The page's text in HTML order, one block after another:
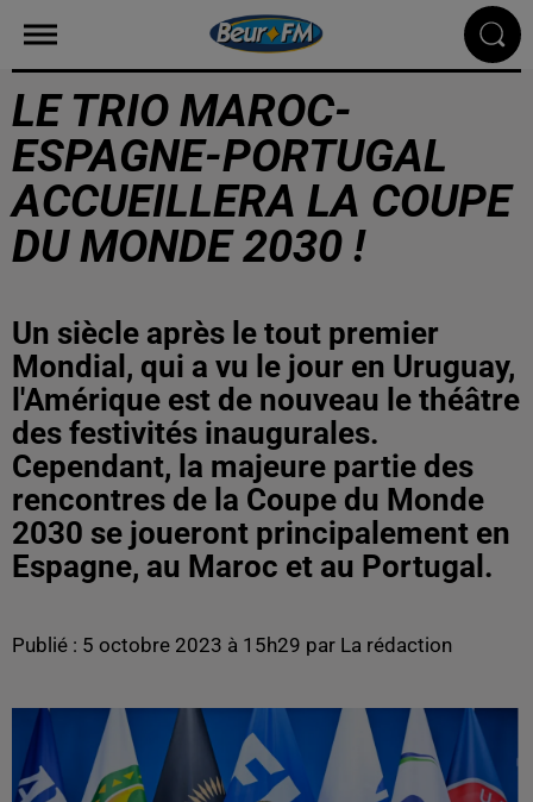
LE TRIO MAROC-
ESPAGNE-PORTUGAL
ACCUEILLERA LA COUPE
DU MONDE 2030 !
Un siècle après le tout premier
Mondial, qui a vu le jour en Uruguay,
l'Amérique est de nouveau le théâtre
des festivités inaugurales.
Cependant, la majeure partie des
rencontres de la Coupe du Monde
2030 se joueront principalement en
Espagne, au Maroc et au Portugal.
Publié : 5 octobre 2023 à 15h29 par La rédaction